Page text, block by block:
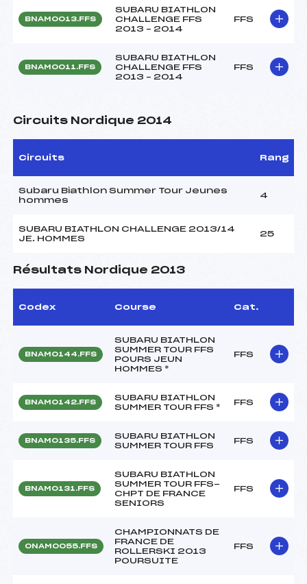
BNAM0013.FFS
SUBARU BIATHLON
CHALLENGE FFS
2013 – 2014
FFS
BNAM0011.FFS
SUBARU BIATHLON
CHALLENGE FFS
2013 – 2014
FFS
Circuits Nordique 2014
Circuits Rang
Subaru Biathlon Summer Tour Jeunes
hommes
4
SUBARU BIATHLON CHALLENGE 2013/14
JE. HOMMES
25
Résultats Nordique 2013
Codex Course Cat.
BNAM0144.FFS
SUBARU BIATHLON
SUMMER TOUR FFS
POURS JEUN
HOMMES *
FFS
BNAM0142.FFS
SUBARU BIATHLON
SUMMER TOUR FFS *
FFS
BNAM0135.FFS
SUBARU BIATHLON
SUMMER TOUR FFS
FFS
BNAM0131.FFS
SUBARU BIATHLON
SUMMER TOUR FFS-
CHPT DE FRANCE
SENIORS
FFS
ONAM0055.FFS
CHAMPIONNATS DE
FRANCE DE
ROLLERSKI 2013
POURSUITE
FFS